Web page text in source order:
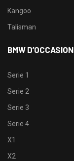
Kangoo
Talisman
BMW D’OCCASION
Serie 1
Serie 2
Serie 3
Serie 4
X1
X2